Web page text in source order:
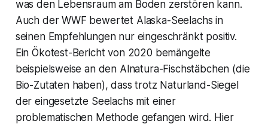
was den Lebensraum am Boden zerstören kann​.
Auch der WWF bewertet Alaska-Seelachs in
seinen Empfehlungen nur eingeschränkt positiv​.
Ein Ökotest-Bericht von 2020 bemängelte
beispielsweise an den Alnatura-Fischstäbchen (die
Bio-Zutaten haben), dass trotz Naturland-Siegel
der eingesetzte Seelachs mit einer
problematischen Methode gefangen wird. Hier